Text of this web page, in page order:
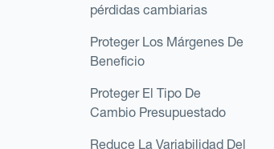
pérdidas cambiarias
Proteger Los Márgenes De
Beneficio
Proteger El Tipo De
Cambio Presupuestado
Reduce La Variabilidad Del